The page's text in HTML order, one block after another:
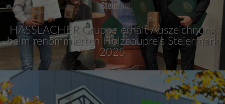
HASSLACHER Gruppe erhält Auszeichnung
beim renommierten Holzbaupreis Steiermark
2025